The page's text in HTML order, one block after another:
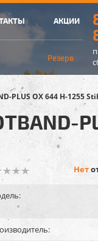
АКЦИИ
Резерв
PLUS OX 644 H-1255
Нет